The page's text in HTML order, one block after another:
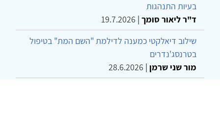
בעיות התנהגות
ד"ר ליאור סומך |
19.7.2026
שילוב דיאלקטי כמענה לדילמת "השם המת" בטיפול
בטרנסג'נדרים
מור שני שרמן |
28.6.2026